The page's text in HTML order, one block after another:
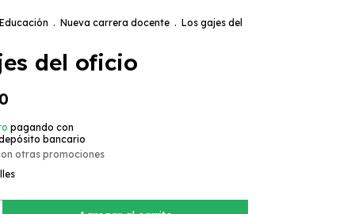
Educación . Nueva carrera docente . Los gajes del
del oficio
pagando con
bancario
otras promociones